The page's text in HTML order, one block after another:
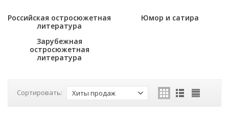
Российская остросюжетная
литература
Юмор и сатира
Зарубежная
остросюжетная
литература
Сортировать: Хиты продаж